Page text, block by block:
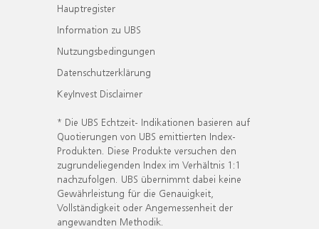
Hauptregister
Information zu UBS
Nutzungsbedingungen
Datenschutzerklärung
KeyInvest Disclaimer
* Die UBS Echtzeit- Indikationen basieren auf
Quotierungen von UBS emittierten Index-
Produkten. Diese Produkte versuchen den
zugrundeliegenden Index im Verhältnis 1:1
nachzufolgen. UBS übernimmt dabei keine
Gewährleistung für die Genauigkeit,
Vollständigkeit oder Angemessenheit der
angewandten Methodik.